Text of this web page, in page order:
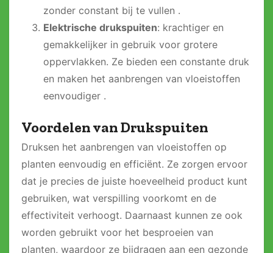
zonder constant bij te vullen .
Elektrische drukspuiten: krachtiger en
gemakkelijker in gebruik voor grotere
oppervlakken. Ze bieden een constante druk
en maken het aanbrengen van vloeistoffen
eenvoudiger .
Voordelen van Drukspuiten
Druksen het aanbrengen van vloeistoffen op
planten eenvoudig en efficiënt. Ze zorgen ervoor
dat je precies de juiste hoeveelheid product kunt
gebruiken, wat verspilling voorkomt en de
effectiviteit verhoogt. Daarnaast kunnen ze ook
worden gebruikt voor het besproeien van
planten, waardoor ze bijdragen aan een gezonde